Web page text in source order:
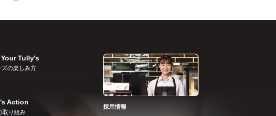
Tully's
ズの楽しみ方
Action
取り組み
採用情報